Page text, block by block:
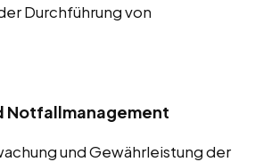
Durchführung von
Notfallmanagement
und Gewährleistung der